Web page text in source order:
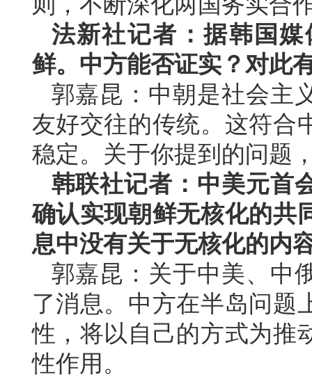
法新社记者：据韩国
鲜。中方能否证实？对此
郭嘉昆：中朝是社会主
友好交往的传统。这符合
稳定。关于你提到的问题
韩联社记者：中美元首
确认实现朝鲜无核化的共
息中没有关于无核化的内
郭嘉昆：关于中美、中
了消息。中方在半岛问题
性，将以自己的方式为推
性作用。